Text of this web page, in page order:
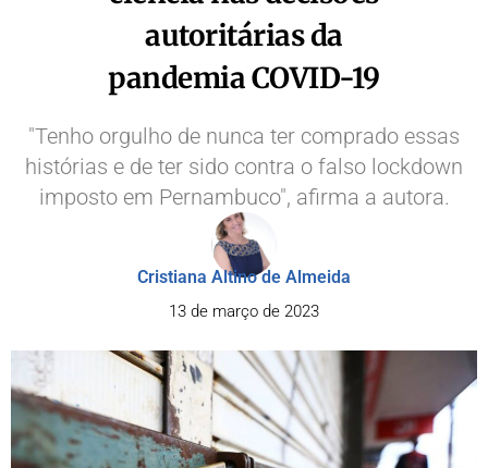
autoritárias da
pandemia COVID-19
"Tenho orgulho de nunca ter comprado essas
histórias e de ter sido contra o falso lockdown
imposto em Pernambuco", afirma a autora.
Cristiana Altino de Almeida
13 de março de 2023